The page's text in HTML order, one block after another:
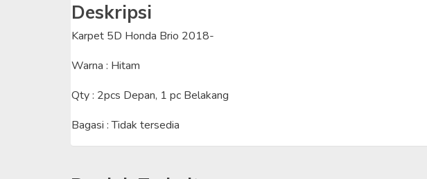
Deskripsi
Karpet 5D Honda Brio 2018-
Warna : Hitam
Qty : 2pcs Depan, 1 pc Belakang
Bagasi : Tidak tersedia